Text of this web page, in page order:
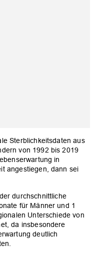
Sterblichkeitsdaten aus
von 1992 bis 2019
in
angestiegen, dann sei
durchschnittliche
für Männer und 1
Unterschiede von
da insbesondere
deutlich